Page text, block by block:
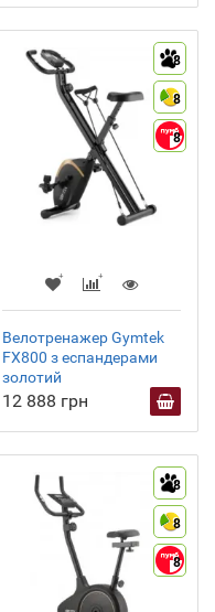
8
8
8
Велотренажер Gymtek
FX800 з еспандерами
золотий
12 888 грн
8
8
8